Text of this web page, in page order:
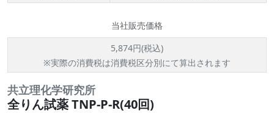
当社販売価格
5,874円(税込)
※実際の消費税は消費税区分別にて算出されます
共立理化学研究所
全りん試薬 TNP-P-R(40回)